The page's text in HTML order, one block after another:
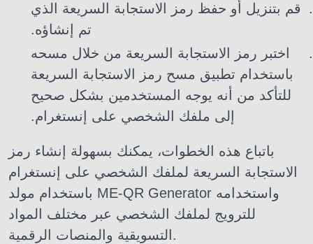
قم بتنزيل أو حفظ رمز الاستجابة السريعة الذي
تم إنشاؤه.
اختبر رمز الاستجابة السريعة من خلال مسحه
باستخدام تطبيق مسح رمز الاستجابة السريعة
للتأكد من أنه يوجه المستخدمين بشكل صحيح
إلى ملفك الشخصي على إنستغرام.
باتباع هذه الخطوات، يمكنك بسهولة إنشاء رمز
الاستجابة السريعة لملفك الشخصي على إنستغرام
باستخدام مولد ME-QR Generator واستخدامه
للترويج لملفك الشخصي عبر مختلف المواد
التسويقية والمنصات الرقمية.